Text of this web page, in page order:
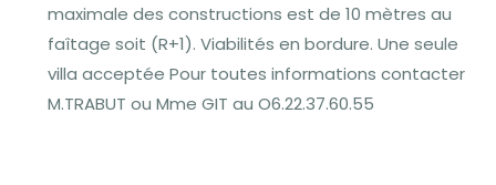
maximale des constructions est de 10 mètres au
faîtage soit (R+1). Viabilités en bordure. Une seule
villa acceptée Pour toutes informations contacter
M.TRABUT ou Mme GIT au O6.22.37.60.55